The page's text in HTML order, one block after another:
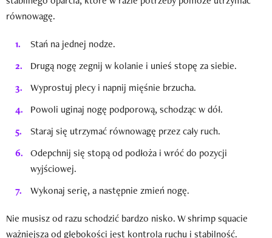
równowagę.
Stań na jednej nodze.
Drugą nogę zegnij w kolanie i unieś stopę za siebie.
Wyprostuj plecy i napnij mięśnie brzucha.
Powoli uginaj nogę podporową, schodząc w dół.
Staraj się utrzymać równowagę przez cały ruch.
Odepchnij się stopą od podłoża i wróć do pozycji
wyjściowej.
Wykonaj serię, a następnie zmień nogę.
Nie musisz od razu schodzić bardzo nisko. W shrimp squacie
ważniejsza od głębokości jest kontrola ruchu i stabilność.